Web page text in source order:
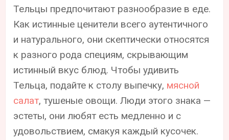
Тельцы предпочитают разнообразие в еде.
Как истинные ценители всего аутентичного
и натурального, они скептически относятся
к разного рода специям, скрывающим
истинный вкус блюд. Чтобы удивить
Тельца, подайте к столу выпечку, мясной
салат, тушеные овощи. Люди этого знака —
эстеты, они любят есть медленно и с
удовольствием, смакуя каждый кусочек.